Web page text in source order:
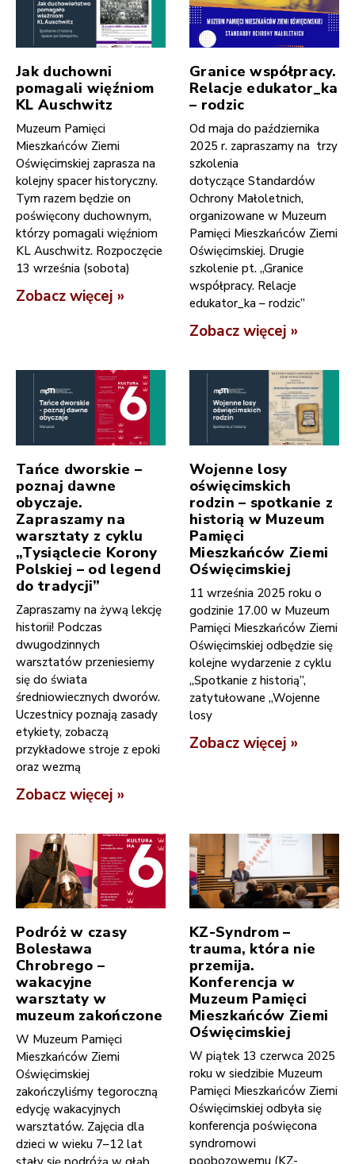
Jak duchowni
pomagali więźniom
KL Auschwitz
Muzeum Pamięci
Mieszkańców Ziemi
Oświęcimskiej zaprasza na
kolejny spacer historyczny.
Tym razem będzie on
poświęcony duchownym,
którzy pomagali więźniom
KL Auschwitz. Rozpoczęcie
13 września (sobota)
Zobacz więcej »
Granice współpracy.
Relacje edukator_ka
– rodzic
Od maja do października
2025 r. zapraszamy na trzy
szkolenia
dotyczące Standardów
Ochrony Małoletnich,
organizowane w Muzeum
Pamięci Mieszkańców Ziemi
Oświęcimskiej. Drugie
szkolenie pt. „Granice
współpracy. Relacje
edukator_ka – rodzic”
Zobacz więcej »
Tańce dworskie –
poznaj dawne
obyczaje.
Zapraszamy na
warsztaty z cyklu
„Tysiąclecie Korony
Polskiej – od legend
do tradycji”
Zapraszamy na żywą lekcję
historii! Podczas
dwugodzinnych
warsztatów przeniesiemy
się do świata
średniowiecznych dworów.
Uczestnicy poznają zasady
etykiety, zobaczą
przykładowe stroje z epoki
oraz wezmą
Zobacz więcej »
Wojenne losy
oświęcimskich
rodzin – spotkanie z
historią w Muzeum
Pamięci
Mieszkańców Ziemi
Oświęcimskiej
11 września 2025 roku o
godzinie 17.00 w Muzeum
Pamięci Mieszkańców Ziemi
Oświęcimskiej odbędzie się
kolejne wydarzenie z cyklu
„Spotkanie z historią”,
zatytułowane „Wojenne
losy
Zobacz więcej »
Podróż w czasy
Bolesława
Chrobrego –
wakacyjne
warsztaty w
muzeum zakończone
W Muzeum Pamięci
Mieszkańców Ziemi
Oświęcimskiej
zakończyliśmy tegoroczną
edycję wakacyjnych
warsztatów. Zajęcia dla
dzieci w wieku 7–12 lat
KZ-Syndrom –
trauma, która nie
przemija.
Konferencja w
Muzeum Pamięci
Mieszkańców Ziemi
Oświęcimskiej
W piątek 13 czerwca 2025
roku w siedzibie Muzeum
Pamięci Mieszkańców Ziemi
Oświęcimskiej odbyła się
konferencja poświęcona
syndromowi
poobozowemu (KZ-